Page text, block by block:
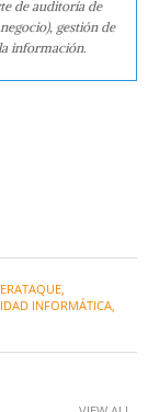
de auditoría de
gestión de
información.
INFORMÁTICA